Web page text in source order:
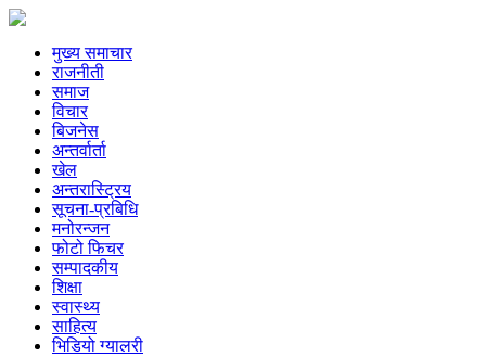
मुख्य समाचार
राजनीती
समाज
विचार
बिजनेस
अन्तर्वार्ता
खेल
अन्तरास्ट्रिय
सूचना-प्रबिधि
मनोरन्जन
फोटो फिचर
सम्पादकीय
शिक्षा
स्वास्थ्य
साहित्य
भिडियो ग्यालरी